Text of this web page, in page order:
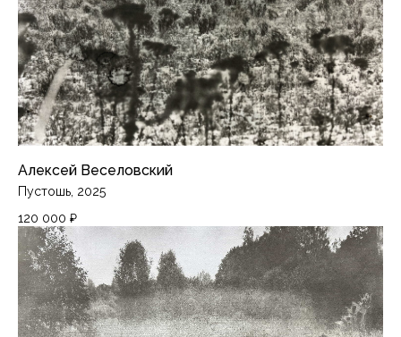
Алексей Веселовский
Пустошь, 2025
120 000 ₽
Политика конфиденциальности
Доставка и оплата
piranesilab@gmail.com
Каталог
Художники
Кабинет печатного искусства
ЦСИ «Винзавод»,
4-й Сыромятнический переулок, 1/8с21, C1